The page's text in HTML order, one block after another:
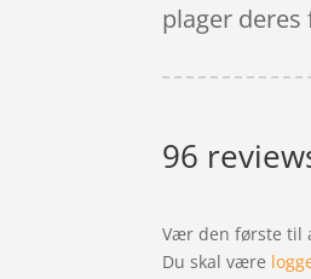
plager
96
Vær den første til
Du skal være